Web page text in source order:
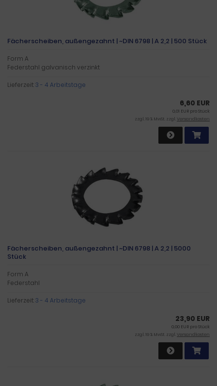
Fächerscheiben, außengezahnt | ~DIN 6798 | A 2,2 | 500 Stück
Form A
Federstahl galvanisch verzinkt
Lieferzeit:3 - 4 Arbeitstage
6,60 EUR
0,01 EUR pro Stück
zzgl. 19 % MwSt. zzgl.Versandkosten
Fächerscheiben, außengezahnt | ~DIN 6798 | A 2,2 | 5000
Stück
Form A
Federstahl
Lieferzeit:3 - 4 Arbeitstage
23,90 EUR
0,00 EUR pro Stück
zzgl. 19 % MwSt. zzgl.Versandkosten